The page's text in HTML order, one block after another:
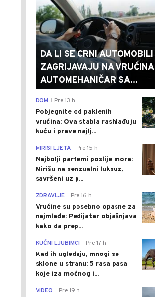
DA LI SE CRNI AUTOMOBILI
ZAGRIJAVAJU NA
AUTOMEHANIČAR SA...
DOM Pre 13 h
Pobjegnite od paklenih
vrućina: Ova stabla rashlađuju
kuću i prave najlj...
MIRISI LJETA Pre 15 h
Najbolji parfemi poslije mora:
Mirišu na senzualni luksuz,
savršeni uz p...
ZDRAVLJE Pre 16 h
Vrućine su posebno opasne za
najmlađe: Pedijatar objašnjava
kako da prep...
KUĆNI LJUBIMCI Pre 17 h
Kad ih ugledaju, mnogi se
sklone u stranu: 5 rasa pasa
koje iza moćnog i...
VIDEO Pre 19 h